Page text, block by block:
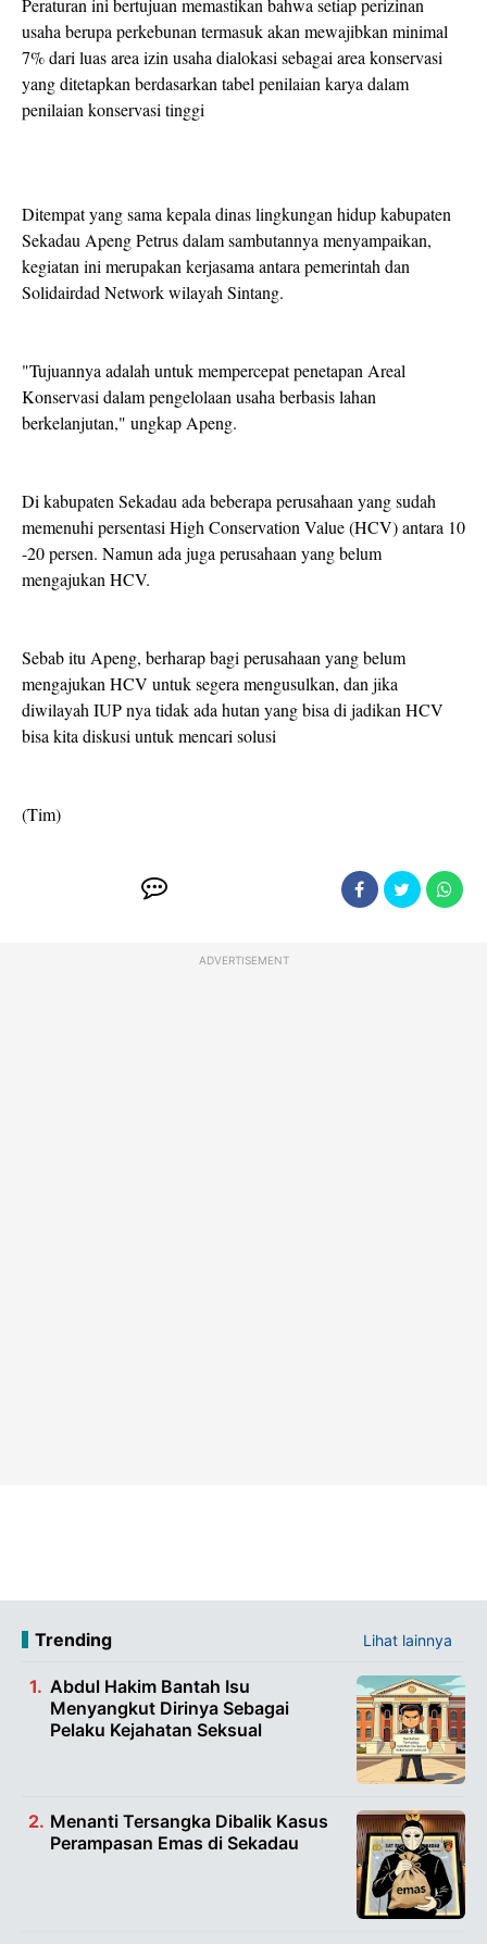
Peraturan ini bertujuan memastikan bahwa setiap perizinan
usaha berupa perkebunan termasuk akan mewajibkan minimal
7% dari luas area izin usaha dialokasi sebagai area konservasi
yang ditetapkan berdasarkan tabel penilaian karya dalam
penilaian konservasi tinggi
Ditempat yang sama kepala dinas lingkungan hidup kabupaten
Sekadau Apeng Petrus dalam sambutannya menyampaikan,
kegiatan ini merupakan kerjasama antara pemerintah dan
Solidairdad Network wilayah Sintang.
"Tujuannya adalah untuk mempercepat penetapan Areal
Konservasi dalam pengelolaan usaha berbasis lahan
berkelanjutan," ungkap Apeng.
Di kabupaten Sekadau ada beberapa perusahaan yang sudah
memenuhi persentasi High Conservation Value (HCV) antara 10
-20 persen. Namun ada juga perusahaan yang belum
mengajukan HCV.
Sebab itu Apeng, berharap bagi perusahaan yang belum
mengajukan HCV untuk segera mengusulkan, dan jika
diwilayah IUP nya tidak ada hutan yang bisa di jadikan HCV
bisa kita diskusi untuk mencari solusi
(Tim)
ADVERTISEMENT
Trending Lihat lainnya
Abdul Hakim Bantah Isu
Menyangkut Dirinya Sebagai
Pelaku Kejahatan Seksual
Menanti Tersangka Dibalik Kasus
Perampasan Emas di Sekadau